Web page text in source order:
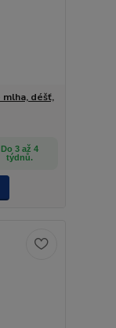
déšť,
Do 3 až 4
týdnů.